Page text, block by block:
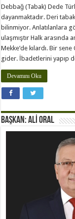
Debbağ (Tabak) Dede
dayanmaktadır. Deri
bilinmiyor. Anlatılanlara
ulaşmıştır Halk arasında
Mekke’de kılardı. Bir
gider. İbadetlerini yapıp
Devamını Oku
BAŞKAN: ALİ ORAL